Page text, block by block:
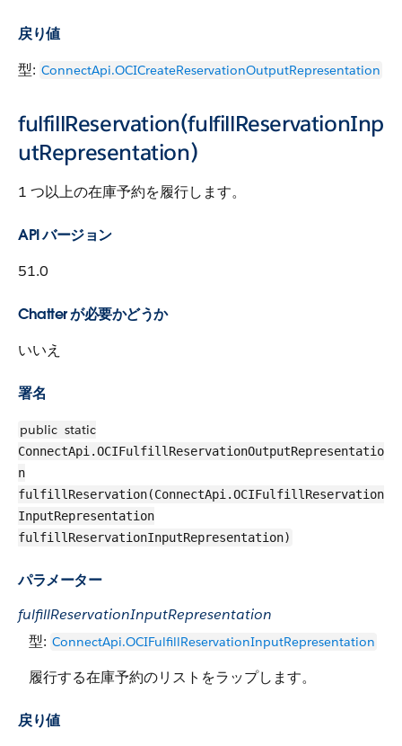
戻り値
型: ConnectApi.OCICreateReservationOutputRepresentation
fulfillReservation(fulfillReservationInp
utRepresentation)
1 つ以上の在庫予約を履行します。
API バージョン
51.0
Chatter が必要かどうか
いいえ
署名
public static
ConnectApi.OCIFulfillReservationOutputRepresentatio
n
fulfillReservation(ConnectApi.OCIFulfillReservation
InputRepresentation
fulfillReservationInputRepresentation)
パラメーター
fulfillReservationInputRepresentation
型: ConnectApi.OCIFulfillReservationInputRepresentation
履行する在庫予約のリストをラップします。
戻り値